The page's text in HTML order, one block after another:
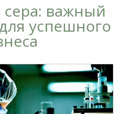
важный
успешного